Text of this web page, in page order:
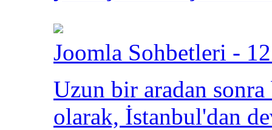
Joomla Sohbetleri -
Uzun bir aradan
olarak, İstanbul'dan